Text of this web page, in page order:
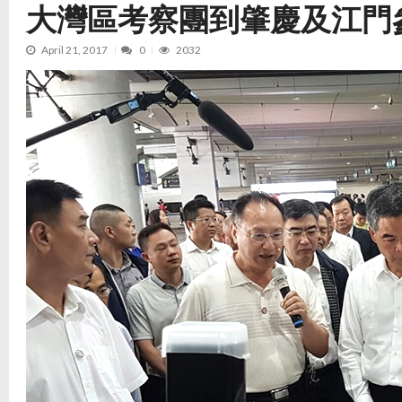
大灣區考察團到肇慶及江門
April 21, 2017 0 2032